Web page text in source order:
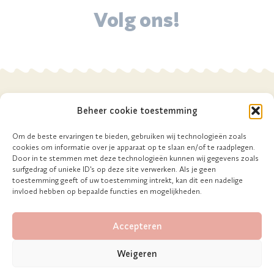
Beheer cookie toestemming
Om de beste ervaringen te bieden, gebruiken wij technologieën zoals
cookies om informatie over je apparaat op te slaan en/of te raadplegen.
Door in te stemmen met deze technologieën kunnen wij gegevens zoals
surfgedrag of unieke ID's op deze site verwerken. Als je geen
toestemming geeft of uw toestemming intrekt, kan dit een nadelige
invloed hebben op bepaalde functies en mogelijkheden.
Accepteren
Weigeren
Volg ons!
Habitatsingel 29, 6229RC Maastricht
+31 (0)43 408 34 34
geboortekoekjes@gmail.com
Cookie StatementPrivacyverklaring